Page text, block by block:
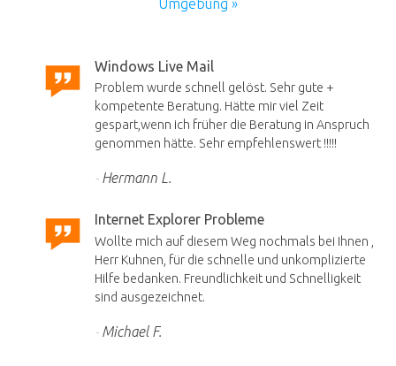
Umgebung »
Windows Live Mail
Problem wurde schnell gelöst. Sehr gute +
kompetente Beratung. Hätte mir viel Zeit
gespart,wenn ich früher die Beratung in Anspruch
genommen hätte. Sehr empfehlenswert !!!!!
Hermann L.
Internet Explorer Probleme
Wollte mich auf diesem Weg nochmals bei Ihnen ,
Herr Kuhnen, für die schnelle und unkomplizierte
Hilfe bedanken. Freundlichkeit und Schnelligkeit
sind ausgezeichnet.
Michael F.